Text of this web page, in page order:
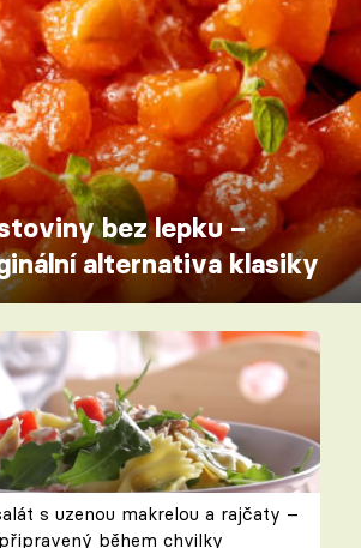
bez lepku –
alternativa klasiky
s uzenou makrelou a rajčaty –
během chvilky